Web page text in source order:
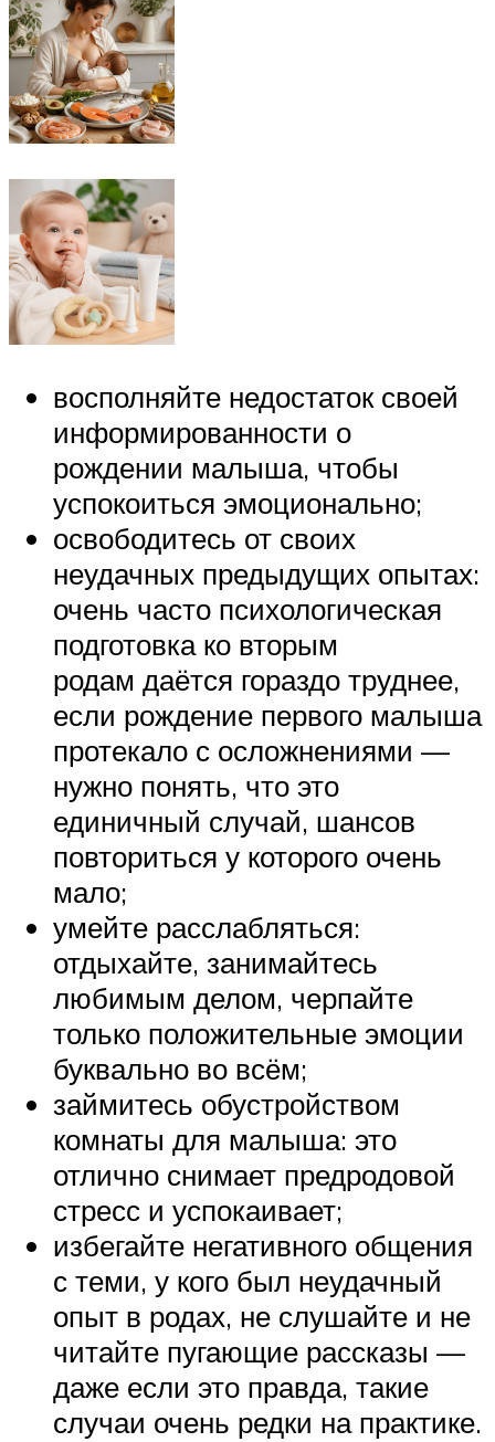
восполняйте недостаток своей
информированности о
рождении малыша, чтобы
успокоиться эмоционально;
освободитесь от своих
неудачных предыдущих опытах:
очень часто психологическая
подготовка ко вторым
родам даётся гораздо труднее,
если рождение первого малыша
протекало с осложнениями —
нужно понять, что это
единичный случай, шансов
повториться у которого очень
мало;
умейте расслабляться:
отдыхайте, занимайтесь
любимым делом, черпайте
только положительные эмоции
буквально во всём;
займитесь обустройством
комнаты для малыша: это
отлично снимает предродовой
стресс и успокаивает;
избегайте негативного общения
с теми, у кого был неудачный
опыт в родах, не слушайте и не
читайте пугающие рассказы —
даже если это правда, такие
случаи очень редки на практике.